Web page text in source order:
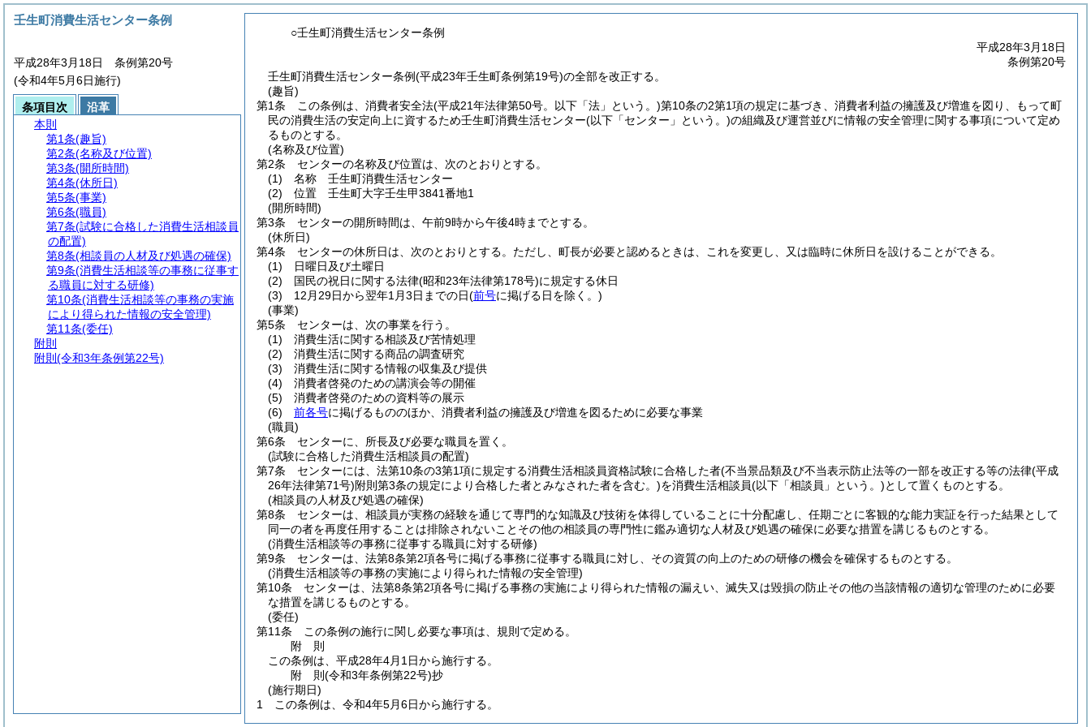
○壬生町消費生活センター条例
平成28年3月18日
条例第20号
壬生町消費生活センター条例(平成23年壬生町条例第19号)の全部を改正する。
(趣旨)
第1条
この条例は、消費者安全法(平成21年法律第50号。以下「法」という。)第10条の2第1項の規定に基づき、消費者利益の擁護及び増進を図り、もって町
民の消費生活の安定向上に資するため壬生町消費生活センター(以下「センター」という。)の組織及び運営並びに情報の安全管理に関する事項について定め
るものとする。
(名称及び位置)
第2条
センターの名称及び位置は、次のとおりとする。
(1)
名称 壬生町消費生活センター
(2)
位置 壬生町大字壬生甲3841番地1
(開所時間)
第3条
センターの開所時間は、午前9時から午後4時までとする。
(休所日)
第4条
センターの休所日は、次のとおりとする。 ただし、町長が必要と認めるときは、これを変更し、又は臨時に休所日を設けることができる。
(1)
日曜日及び土曜日
(2)
国民の祝日に関する法律(昭和23年法律第178号)に規定する休日
(3)
12月29日から翌年1月3日までの日(前号に掲げる日を除く。)
(事業)
第5条
センターは、次の事業を行う。
(1)
消費生活に関する相談及び苦情処理
(2)
消費生活に関する商品の調査研究
(3)
消費生活に関する情報の収集及び提供
(4)
消費者啓発のための講演会等の開催
(5)
消費者啓発のための資料等の展示
(6)
前各号に掲げるもののほか、消費者利益の擁護及び増進を図るために必要な事業
(職員)
第6条
センターに、所長及び必要な職員を置く。
(試験に合格した消費生活相談員の配置)
第7条
センターには、法第10条の3第1項に規定する消費生活相談員資格試験に合格した者(不当景品類及び不当表示防止法等の一部を改正する等の法律(平成
26年法律第71号)附則第3条の規定により合格した者とみなされた者を含む。)を消費生活相談員(以下「相談員」という。)として置くものとする。
(相談員の人材及び処遇の確保)
第8条
センターは、相談員が実務の経験を通じて専門的な知識及び技術を体得していることに十分配慮し、任期ごとに客観的な能力実証を行った結果として
同一の者を再度任用することは排除されないことその他の相談員の専門性に鑑み適切な人材及び処遇の確保に必要な措置を講じるものとする。
(消費生活相談等の事務に従事する職員に対する研修)
第9条
センターは、法第8条第2項各号に掲げる事務に従事する職員に対し、その資質の向上のための研修の機会を確保するものとする。
(消費生活相談等の事務の実施により得られた情報の安全管理)
第10条
センターは、法第8条第2項各号に掲げる事務の実施により得られた情報の漏えい、滅失又は毀損の防止その他の当該情報の適切な管理のために必要
な措置を講じるものとする。
(委任)
第11条
この条例の施行に関し必要な事項は、規則で定める。
附 則
この条例は、平成28年4月1日から施行する。
附 則(令和3年条例第22号)抄
(施行期日)
1
この条例は、令和4年5月6日から施行する。
壬生町消費生活センター条例
平成28年3月18日 条例第20号
(令和4年5月6日施行)
条項目次
沿革
本則
第1条(趣旨)
第2条(名称及び位置)
第3条(開所時間)
第4条(休所日)
第5条(事業)
第6条(職員)
第7条(試験に合格した消費生活相談員
の配置)
第8条(相談員の人材及び処遇の確保)
第9条(消費生活相談等の事務に従事す
る職員に対する研修)
第10条(消費生活相談等の事務の実施
により得られた情報の安全管理)
第11条(委任)
附則
附則 (令和3年条例第22号)